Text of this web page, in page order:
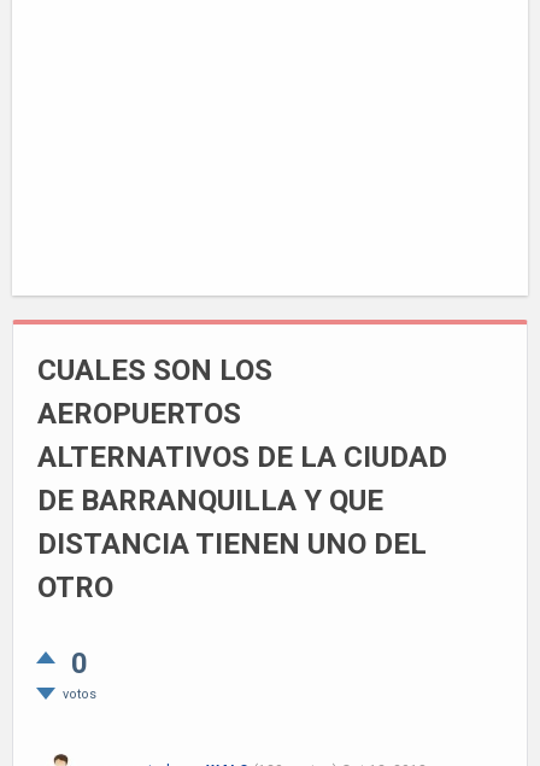
CUALES SON LOS
AEROPUERTOS
ALTERNATIVOS DE LA CIUDAD
DE BARRANQUILLA Y QUE
DISTANCIA TIENEN UNO DEL
OTRO
0
votos